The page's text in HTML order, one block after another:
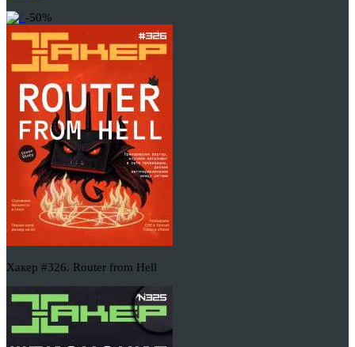
-50%
Хакер #326. Router from Hell